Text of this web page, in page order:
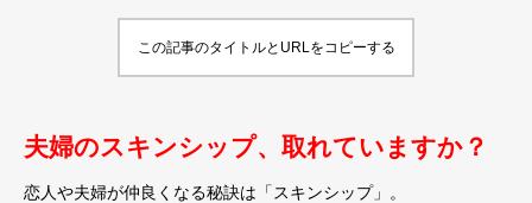
この記事のタイトルとURLをコピーする
夫婦のスキンシップ、取れていますか？
恋人や夫婦が仲良くなる秘訣は「スキンシップ」。